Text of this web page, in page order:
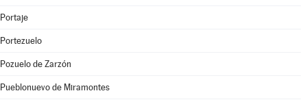
Portaje
Portezuelo
Pozuelo de Zarzón
Pueblonuevo de Miramontes